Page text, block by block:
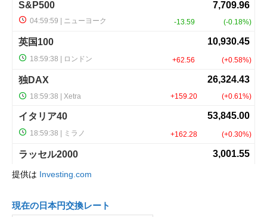
提供は Investing.com
現在の日本円交換レート